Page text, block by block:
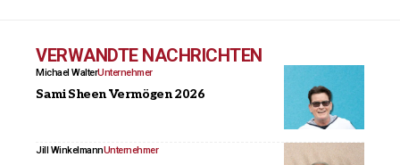
VERWANDTE NACHRICHTEN
Michael WalterUnternehmer
Sami Sheen Vermögen 2026
Jill WinkelmannUnternehmer